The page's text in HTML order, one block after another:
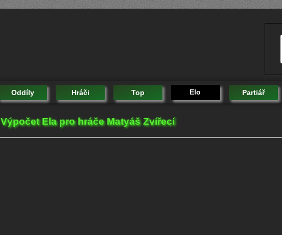
Oddíly Hráči Top Elo Partiář
Výpočet Ela pro hráče Matyáš Zvířecí